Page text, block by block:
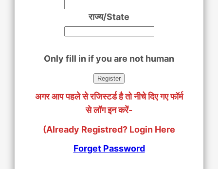
राज्य/State
Only fill in if you are not human
अगर आप पहले से रजिस्टर्ड है तो नीचे दिए गए फॉर्म
से लॉग इन करें-
(Already Registred? Login Here
Forget Password